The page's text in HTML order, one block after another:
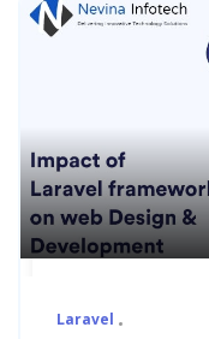
Laravel